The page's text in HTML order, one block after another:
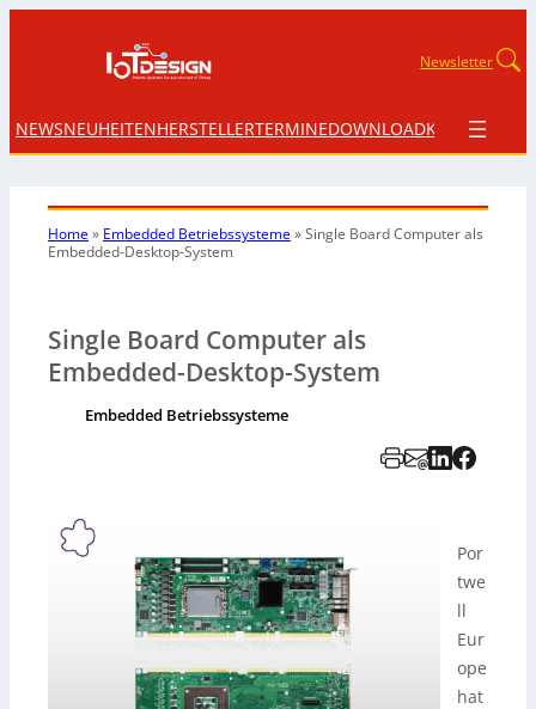
Newsletter
NEWSNEUHEITENHERSTELLERTERMINEDOWNLOADKONTAKT
Home» Embedded Betriebssysteme»Single Board Computer als
Embedded-Desktop-System
Single Board Computer als
Embedded-Desktop-System
Embedded Betriebssysteme
Por
twe
ll
Eur
ope
hat